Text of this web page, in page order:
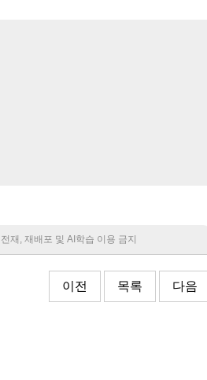
재, 재배포 및 AI학습 이용 금지
이전 목록 다음